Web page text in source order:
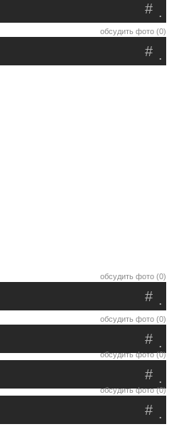
.
#
обсудить фото (0)
.
#
обсудить фото (0)
.
#
обсудить фото (0)
.
#
обсудить фото (0)
.
#
обсудить фото (0)
.
#